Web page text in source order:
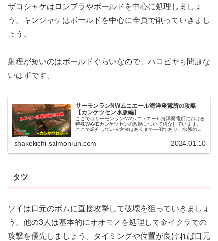
ザコシャケはロンブラやボールドを中心に処理しましょ
う。キンシャケはボールドを中心に全員で削っていきまし
ょう。
射程が短いのはボールドぐらいなので、ハコビヤも問題な
いはずです。
サーモンランNWムニエール海洋発電所の攻略
【カンケツセン水脈編】
ここではサーモンランNWムニ・エール海洋発電所における
特殊WAVEカンケツセンの攻略について紹介しています。
ここで紹介している方法はあくまで一例であり、水脈の繋
shakekichi-salmonrun.com 2024.01.10
タツ
ソイは口元のボムに直接攻撃して破壊を狙っていきましょ
う。他の3人は基本的にオオモノを処理して金イクラでの
攻撃を優先しましょう。タイミングや位置が良ければ口元